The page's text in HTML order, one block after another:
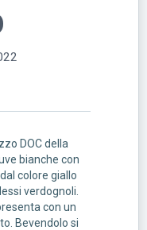
DOC della
bianche con
colore giallo
verdognoli.
con un
Bevendolo si